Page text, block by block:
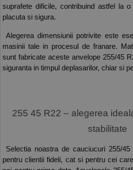
suprafete dificile, contribuind astfel la
placuta si sigura.
Alegerea dimensiunii potrivite este esentiala pentru performanta
masinii tale in procesul de franare.
sunt fabricate aceste anvelope 255/45
siguranta in timpul deplasarilor, chiar si
stabilitate
pentru clientii fideli, cat si pentru cei